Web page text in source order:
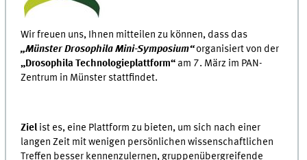
Wir freuen uns, Ihnen mitteilen zu können, dass das
„Münster Drosophila Mini-Symposium“organisiert von der
„Drosophila Technologieplattform“ am 7. März im PAN-
Zentrum in Münster stattfindet.
Zielist es, eine Plattform zu bieten, um sich nach einer
langen Zeit mit wenigen persönlichen wissenschaftlichen
Treffen besser kennenzulernen, gruppenübergreifende